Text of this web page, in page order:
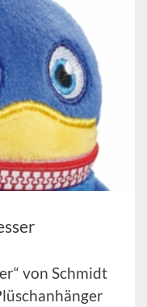
von Schmidt